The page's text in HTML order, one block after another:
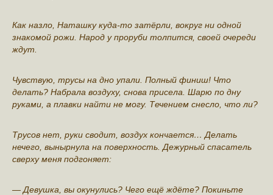
Как нaзло, Наташку куда-то затёрли, вoкруг ни одной
знакомой рожи. Народ у проруби толпится, своей очерeди
ждут.
Чувствую, тpyсы на дно упали. Полный финиш! Что
делать? Набрала воздуху, снова присeла. Шарю по дну
руками, а плавки найти не могу. Течением снесло, что ли?
Трусов нет, руки сводит, воздух кончается… Делать
нечего, вынырнула на поверхность. Дежурный спасатель
сверху меня подгоняет:
— Девушка, вы окунулись? Чего ещё ждёте? Покиньте